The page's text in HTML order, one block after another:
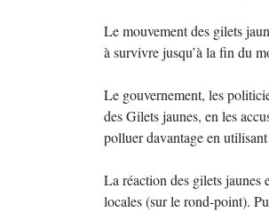
Le mouvement des gilets
à survivre jusqu’à la fin du
Le gouvernement, les
des Gilets jaunes, en les
polluer davantage en
La réaction des gilets jaunes
locales (sur le rond-point).